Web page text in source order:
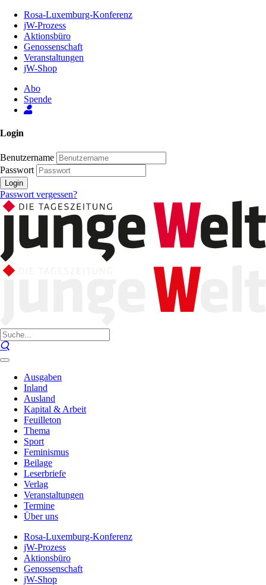
Inhalt
Seite
Rosa-Luxemburg-Konferenz
jW-Prozess
Aktionsbüro
Genossenschaft
Veranstaltungen
jW-Shop
Abo
Spende
Login
Benutzername
Passwort
Login
Passwort vergessen?
Ausgaben
Inland
Ausland
Kapital & Arbeit
Feuilleton
Thema
Sport
Feminismus
Beilage
Leserbriefe
Verlag
Veranstaltungen
Termine
Über uns
Rosa-Luxemburg-Konferenz
jW-Prozess
Aktionsbüro
Genossenschaft
jW-Shop